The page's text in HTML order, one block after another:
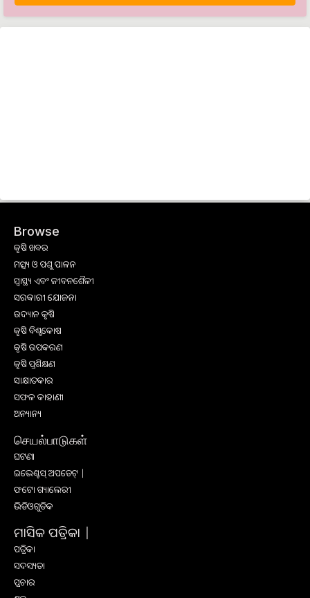
Browse
କୃଷି ଖବର
ମତ୍ସ୍ୟ ଓ ପଶୁ ପାଳନ
ସ୍ୱାସ୍ଥ୍ୟ ଏବଂ ଜୀବନଶୈଳୀ
ସରକାରୀ ଯୋଜନା
ଉଦ୍ୟାନ କୃଷି
କୃଷି ବିଶ୍ବକୋଷ
କୃଷି ଉପକରଣ
କୃଷି ପ୍ରଶିକ୍ଷଣ
ସାକ୍ଷାତକାର
ସଫଳ କାହାଣୀ
ଅନ୍ୟାନ୍ୟ
செயல்பாடுகள்
ଘଟଣା
ଇଭେଣ୍ଟସ୍ ଅପଡେଟ୍ |
ଫଟୋ ଗ୍ୟାଲେରୀ
ଭିଡିଓଗୁଡିକ
ମାସିକ ପତ୍ରିକା |
ପତ୍ରିକା
ସଦସ୍ୟତା
ପ୍ରଚାର